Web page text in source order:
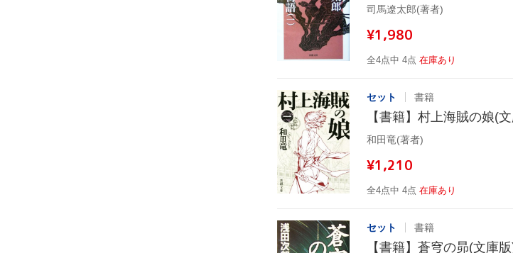
司馬遼太郎(著者)
¥1,980
全4点中 4点 在庫あり
セット 書籍
【書籍】村上海賊の娘(
和田竜(著者)
¥1,210
全4点中 4点 在庫あり
セット 書籍
【書籍】蒼穹の昴(文庫